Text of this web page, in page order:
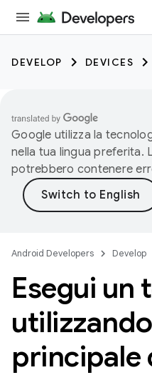
DEVELOP DEVICES
Google utilizza la
nella tua lingua preferita.
potrebbero contenere
Android Developers Develop
Esegui un
principale